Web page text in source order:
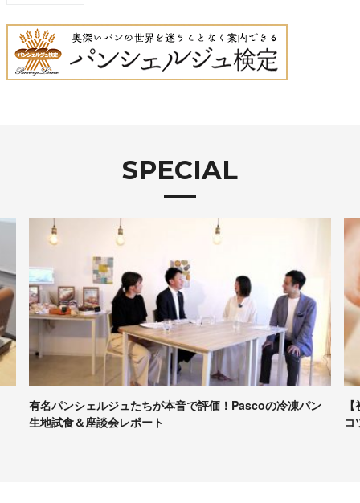
SPECIAL
有名パンシェルジュたちが本音で評価！Pascoの冷凍パン
生地試食＆座談会レポート